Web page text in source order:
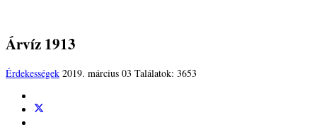
Árvíz 1913
Érdekességek 2019. március 03 Találatok: 3653